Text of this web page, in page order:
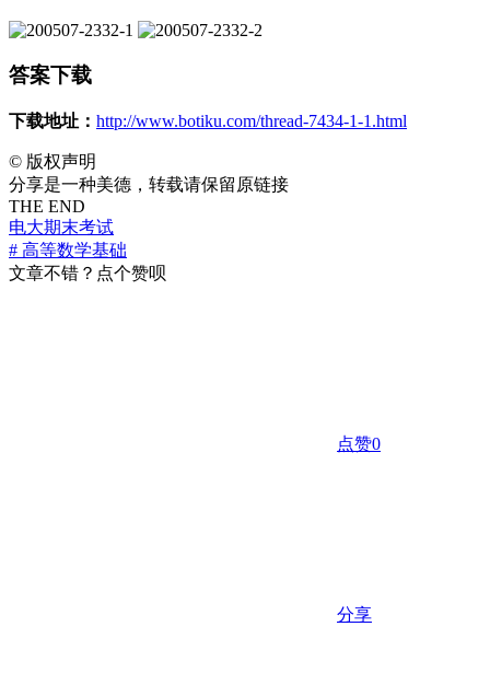
答案下载
下载地址： http://www.botiku.com/thread-7434-1-1.html
© 版权声明
分享是一种美德，转载请保留原链接
THE END
电大期末考试
# 高等数学基础
文章不错？点个赞呗
点赞0
分享